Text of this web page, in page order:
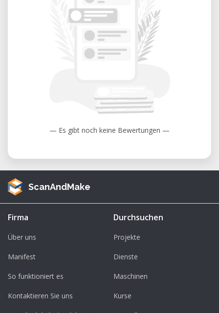
„HOW TO SLA?! – Wie funktionieren Resin-
Drucker?“ (YouTube)
Das Resin-3D-Druckverfahren (SLA/DLP)
ermöglicht dank flüssigem Harz und UV-
Licht extrem feine Details und glatte
diesem Kurs bist du bestens vorbereitet, um
eigene Projekte sicher und erfolgreich
umzusetzen.
sein!
— Es gibt noch keine Bewertungen —
ScanAndMake
Firma
Über uns
Manifest
So funktioniert es
Kontaktieren Sie uns
Durchsuchen
Projekte
Dienste
Maschinen
Kurse